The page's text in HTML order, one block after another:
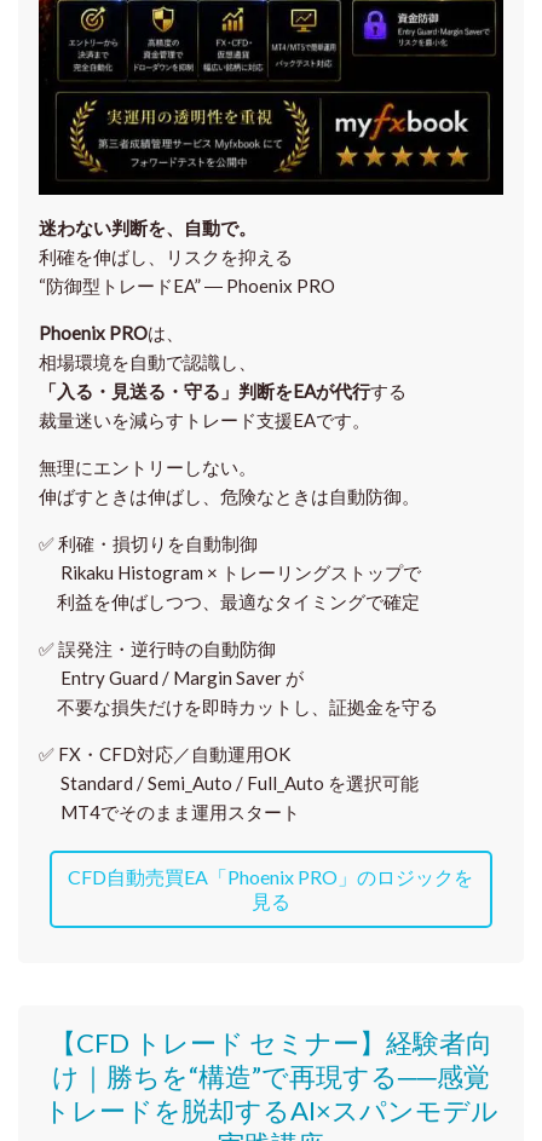
迷わない判断を、自動で。
利確を伸ばし、リスクを抑える
“防御型トレードEA” ― Phoenix PRO
Phoenix PROは、
相場環境を自動で認識し、
「入る・見送る・守る」判断をEAが代行する
裁量迷いを減らすトレード支援EAです。
無理にエントリーしない。
伸ばすときは伸ばし、危険なときは自動防御。
✅利確・損切りを自動制御
Rikaku Histogram × トレーリングストップで
利益を伸ばしつつ、最適なタイミングで確定
✅誤発注・逆行時の自動防御
Entry Guard / Margin Saver が
不要な損失だけを即時カットし、証拠金を守る
✅ FX・CFD対応／自動運用OK
Standard / Semi_Auto / Full_Auto を選択可能
MT4でそのまま運用スタート
CFD自動売買EA「Phoenix PRO」のロジックを
見る
【CFD トレード セミナー】 経験者向
け｜ 勝ちを“構造”で再現する──感覚
トレードを脱却するAI×スパンモデル